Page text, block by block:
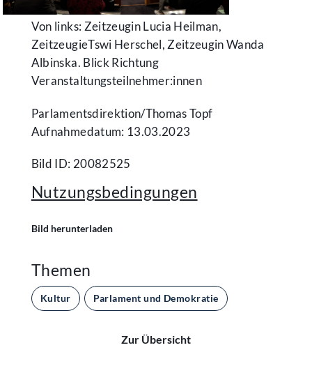
Von links: Zeitzeugin Lucia Heilman,
ZeitzeugieTswi Herschel, Zeitzeugin Wanda
Albinska. Blick Richtung
Veranstaltungsteilnehmer:innen
Parlamentsdirektion/​Thomas Topf
Aufnahmedatum: 13.03.2023
Bild ID: 20082525
Nutzungsbedingungen
Bild herunterladen
Themen
Kultur Parlament und Demokratie
Zur Übersicht